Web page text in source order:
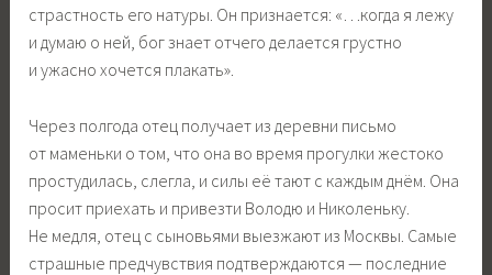
страстность его натуры. Он признается: «…когда я лежу
и думаю о ней, бог знает отчего делается грустно
и ужасно хочется плакать».
Через полгода отец получает из деревни письмо
от маменьки о том, что она во время прогулки жестоко
простудилась, слегла, и силы её тают с каждым днём. Она
просит приехать и привезти Володю и Николеньку.
Не медля, отец с сыновьями выезжают из Москвы. Самые
страшные предчувствия подтверждаются — последние